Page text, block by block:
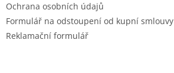
Ochrana osobních údajů
Formulář na odstoupení od kupní smlouvy
Reklamační formulář